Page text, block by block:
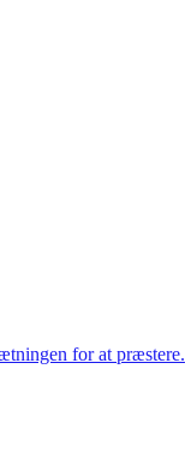
for at præstere.